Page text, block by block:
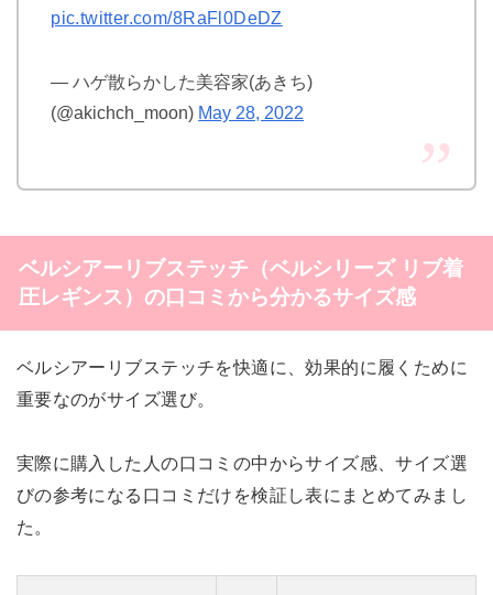
pic.twitter.com/8RaFl0DeDZ
— ハゲ散らかした美容家(あきち)
(@akichch_moon) May 28, 2022
ベルシアーリブステッチ（ベルシリーズ リブ着
圧レギンス）の口コミから分かるサイズ感
ベルシアーリブステッチを快適に、効果的に履くために
重要なのがサイズ選び。
実際に購入した人の口コミの中からサイズ感、サイズ選
びの参考になる口コミだけを検証し表にまとめてみまし
た。